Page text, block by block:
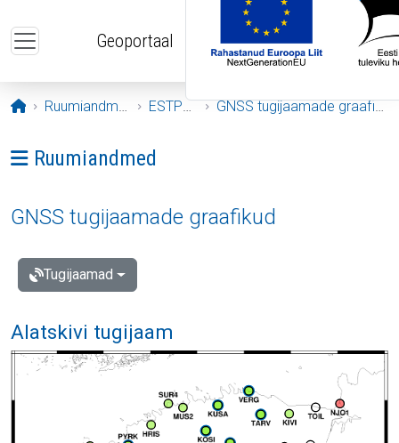
Geoportaal
Avaleht
Ruumiandmed ESTPOS GNSS tugijaamade graafikud
Ava menüü: Ruumiandmed
Ruumiandmed
GNSS tugijaamade graafikud
Tugijaamad
Alatskivi tugijaam